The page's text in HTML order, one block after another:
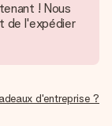
! Nous
de l'expédier
d'entreprise ?